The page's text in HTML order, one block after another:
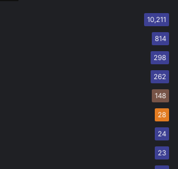
10,211
814
298
262
148
28
24
23